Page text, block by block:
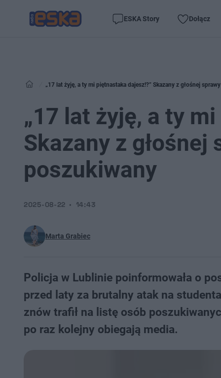
ESKA Story Dołącz
„17 lat żyję, a ty mi piętnastaka dajesz!?” Skazany z głośnej
„17 lat żyję, a ty
Skazany z
poszukiwany
Marta Grabiec
2025-08-22 14:43
Policja w Lublinie poinformowała o
przed laty za brutalny atak na
znów trafił na listę osób
po raz kolejny obiegają media.